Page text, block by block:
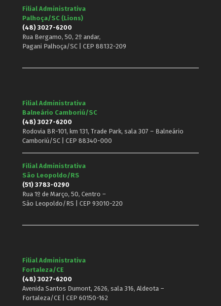
Filial Administrativa
Palhoça/SC (Lions)
(48) 3027-6200
Rua Bergamo, 50, 2º andar,
Pagani Palhoça/SC | CEP 88132-209
Filial Administrativa
Balneário Camboriú/SC
(48) 3027-6200
Rodovia BR-101, km 131, Trade Park, sala 307 – Balneário
Camboriú/SC | CEP 88340-000
Filial Administrativa
São Leopoldo/RS
(51) 3783-0290
Rua 1º de Março, 50, Centro –
São Leopoldo/RS | CEP 93010-220
Filial Administrativa
Fortaleza/CE
(48) 3027-6200
Avenida Santos Dumont, 2626, sala 316, Aldeota –
Fortaleza/CE | CEP 60150-162